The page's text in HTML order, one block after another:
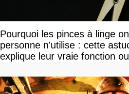
Pourquoi les pinces à linge
personne n'utilise : cette
explique leur vraie fonction